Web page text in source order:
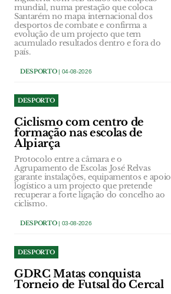
mundial, numa prestação que coloca
Santarém no mapa internacional dos
desportos de combate e confirma a
evolução de um projecto que tem
acumulado resultados dentro e fora do
país.
DESPORTO| 04-08-2026
DESPORTO
Ciclismo com centro de
formação nas escolas de
Alpiarça
Protocolo entre a câmara e o
Agrupamento de Escolas José Relvas
garante instalações, equipamentos e apoio
logístico a um projecto que pretende
recuperar a forte ligação do concelho ao
ciclismo.
DESPORTO| 03-08-2026
DESPORTO
GDRC Matas conquista
Torneio de Futsal do Cercal